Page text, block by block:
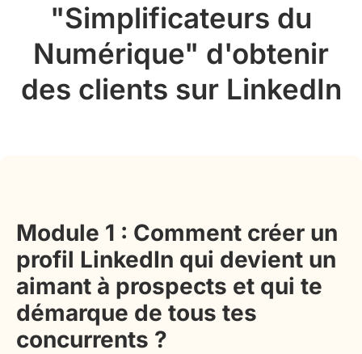
"Simplificateurs du
Numérique" d'obtenir
des clients sur LinkedIn
Module 1 : Comment créer un
profil LinkedIn qui devient un
aimant à prospects et qui te
démarque de tous tes
concurrents ?